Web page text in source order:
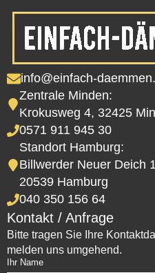
info@einfach-
Zentrale Minden:
Krokusweg 4, 32425
0571 911 945 30
Standort Hamburg:
Billwerder Neuer Deich
20539 Hamburg
040 350 156 64
Kontakt / Anfrage
Bitte tragen Sie Ihre
melden uns umgehend.
Ihr Name